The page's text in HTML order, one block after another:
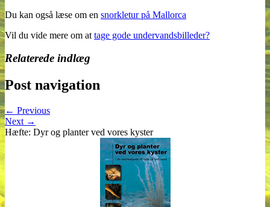
Du kan også læse om en snorkletur på Mallorca
Vil du vide mere om at tage gode undervandsbilleder?
Relaterede indlæg
Post navigation
← Previous
Next →
Hæfte: Dyr og planter ved vores kyster